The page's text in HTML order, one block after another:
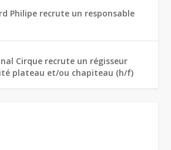
Philipe recrute un responsable
Cirque recrute un régisseur
plateau et/ou chapiteau (h/f)